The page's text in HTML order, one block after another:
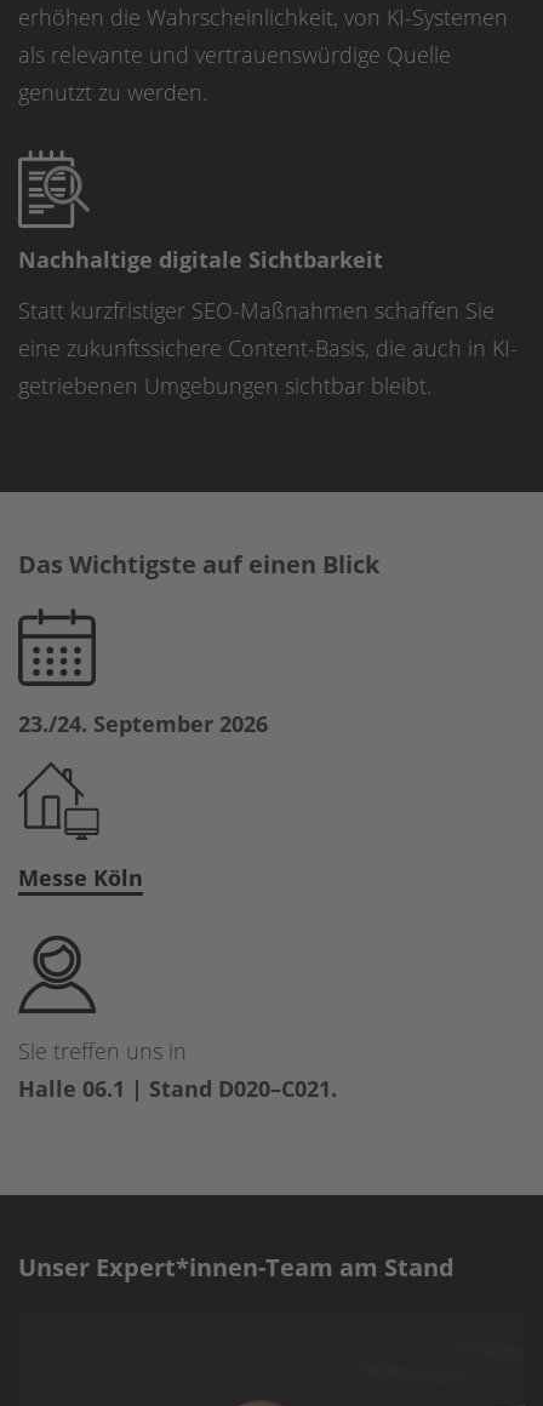
erhöhen die Wahrscheinlichkeit, von KI-Systemen
als relevante und vertrauenswürdige Quelle
genutzt zu werden.
Nachhaltige digitale Sichtbarkeit
Statt kurzfristiger SEO-Maßnahmen schaffen Sie
eine zukunftssichere Content-Basis, die auch in KI-
getriebenen Umgebungen sichtbar bleibt.
Das Wichtigste auf einen Blick
23./24. September 2026
Messe Köln
Sie treffen uns in
Halle 06.1 | Stand D020–C021.
Unser Expert*innen-Team am Stand